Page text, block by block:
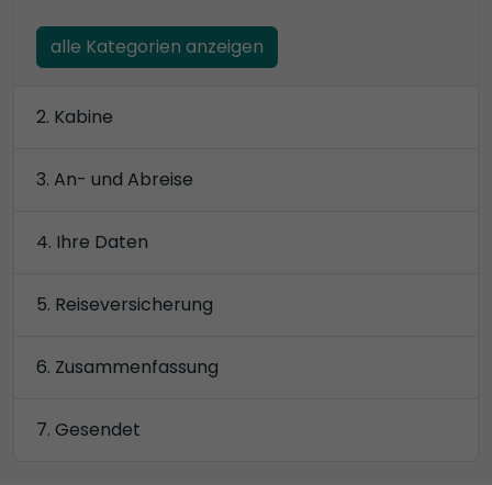
alle Kategorien anzeigen
Kabine
An- und Abreise
Ihre Daten
Reiseversicherung
Zusammenfassung
Gesendet